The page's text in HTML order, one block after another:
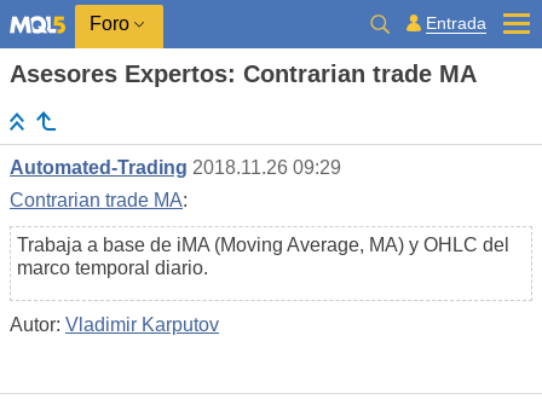
Foro Entrada
Asesores Expertos: Contrarian trade MA
Automated-Trading 2018.11.26 09:29
Contrarian trade MA:
Trabaja a base de iMA (Moving Average, MA) y OHLC del
marco temporal diario.
Autor: Vladimir Karputov